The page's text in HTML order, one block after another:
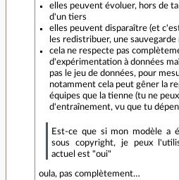
elles peuvent évoluer, hors de
d'un tiers
elles peuvent disparaître (et
les redistribuer, une
cela ne respecte pas
d'expérimentation à données
pas le jeu de données, pour
notamment cela peut gêner la
équipes que la tienne (tu ne
d'entraînement, vu que tu
Est-ce que si mon modèle a
sous copyright, je peux
actuel est "oui"
oula, pas complètement…